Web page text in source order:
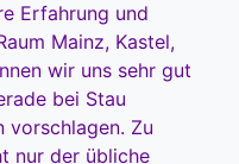
Erfahrung und
Mainz, Kastel,
wir uns sehr gut
bei Stau
vorschlagen. Zu
nur der übliche